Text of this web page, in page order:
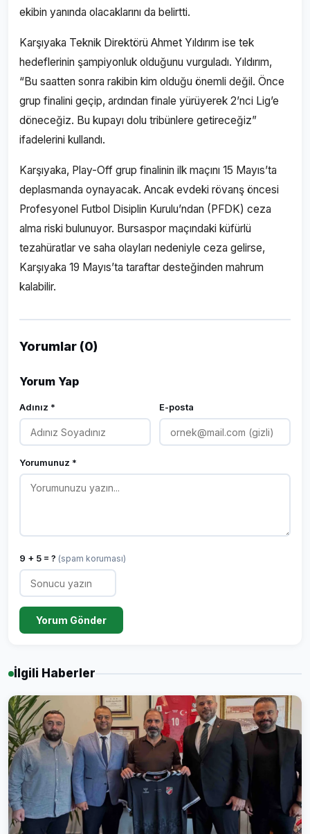
ekibin yanında olacaklarını da belirtti.
Karşıyaka Teknik Direktörü Ahmet Yıldırım ise tek
hedeflerinin şampiyonluk olduğunu vurguladı. Yıldırım,
“Bu saatten sonra rakibin kim olduğu önemli değil. Önce
grup finalini geçip, ardından finale yürüyerek 2’nci Lig’e
döneceğiz. Bu kupayı dolu tribünlere getireceğiz”
ifadelerini kullandı.
Karşıyaka, Play-Off grup finalinin ilk maçını 15 Mayıs’ta
deplasmanda oynayacak. Ancak evdeki rövanş öncesi
Profesyonel Futbol Disiplin Kurulu’ndan (PFDK) ceza
alma riski bulunuyor. Bursaspor maçındaki küfürlü
tezahüratlar ve saha olayları nedeniyle ceza gelirse,
Karşıyaka 19 Mayıs’ta taraftar desteğinden mahrum
kalabilir.
Yorumlar (0)
Yorum Yap
Adınız * E-posta
Yorumunuz *
9 + 5 = ? (spam koruması)
Yorum Gönder
İlgili Haberler